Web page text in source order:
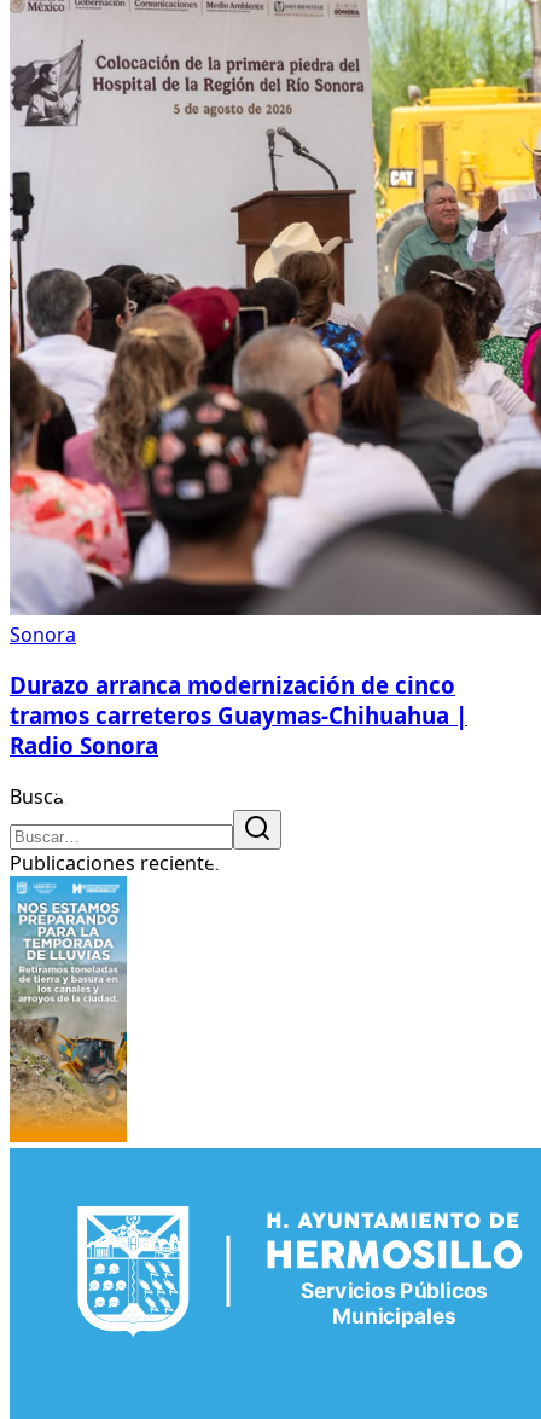
Sonora
Durazo arranca modernización de cinco
tramos carreteros Guaymas-Chihuahua |
Radio Sonora
Buscar
Publicaciones recientes